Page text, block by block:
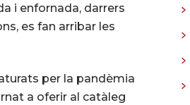
i enfornada, darrers
es fan arribar les
per la pandèmia
a oferir al catàleg